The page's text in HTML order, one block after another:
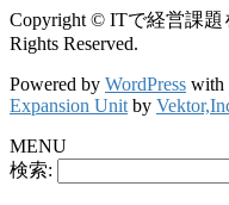
Copyright © ITで経営課題
Rights Reserved.
Powered by WordPress with
Expansion Unit by
MENU
検索: